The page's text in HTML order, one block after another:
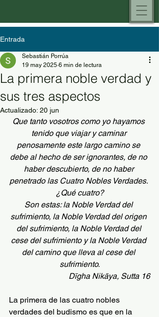
Entrada
La primera noble verdad y
sus tres aspectos
Sebastián Porrúa
19 may 2025 6 min de lectura
Actualizado: 20 jun
Que tanto vosotros como yo hayamos
tenido que viajar y caminar
penosamente este largo camino se
debe al hecho de ser ignorantes, de no
haber descubierto, de no haber
penetrado las Cuatro Nobles Verdades.
¿Qué cuatro?
Son estas: la Noble Verdad del
sufrimiento, la Noble Verdad del origen
del sufrimiento, la Noble Verdad del
cese del sufrimiento y la Noble Verdad
del camino que lleva al cese del
sufrimiento.
Dīgha Nikāya, Sutta 16
La primera de las cuatro nobles
verdades del budismo es que en la